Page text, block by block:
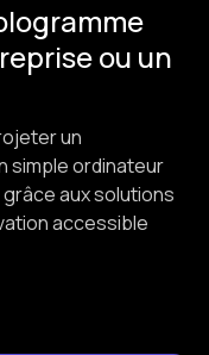
ou un
un
simple ordinateur
aux solutions
accessible